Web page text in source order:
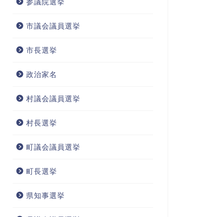
参議院選挙
市議会議員選挙
市長選挙
政治家名
村議会議員選挙
村長選挙
町議会議員選挙
町長選挙
県知事選挙